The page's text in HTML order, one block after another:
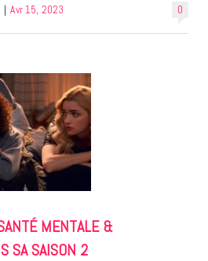
0
| Avr 15, 2023
MENTALE &
SA SAISON 2